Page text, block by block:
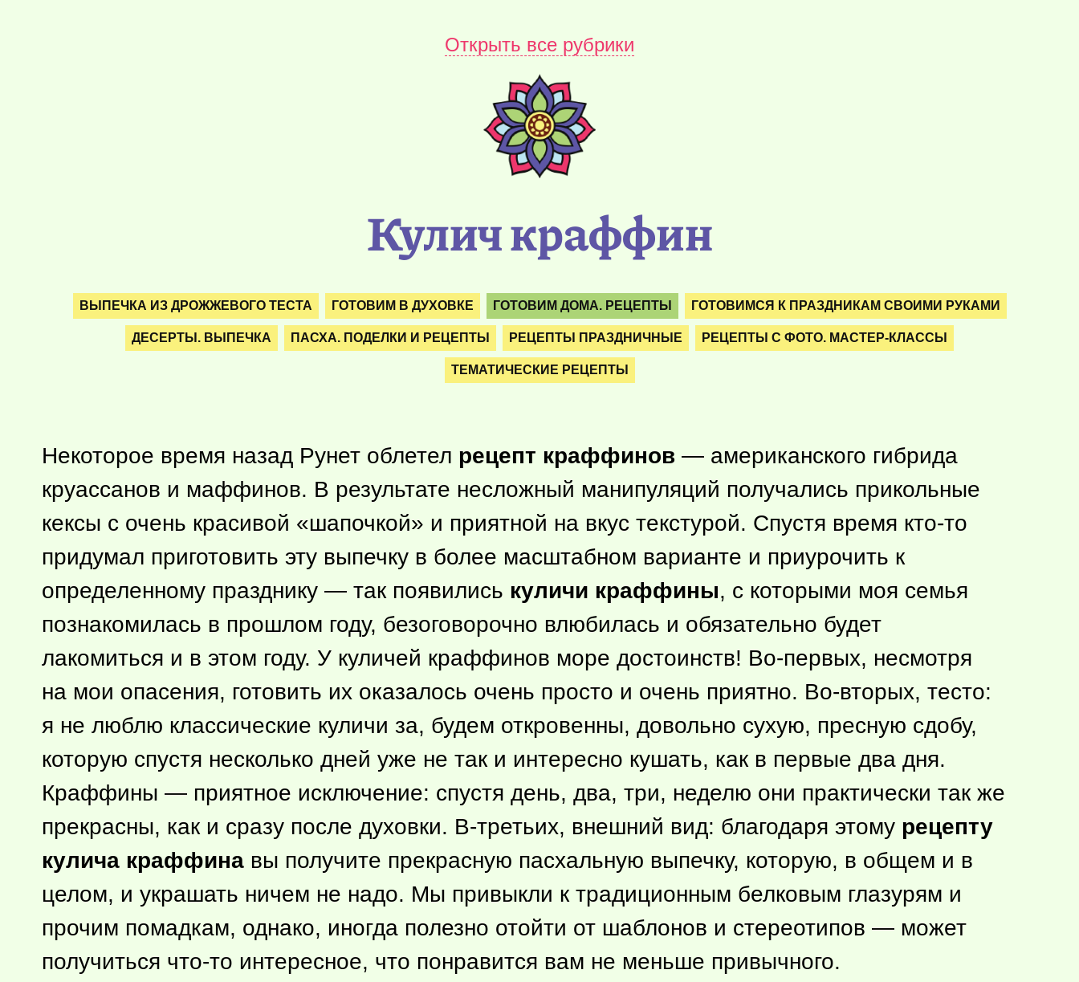
Открыть все рубрики
Кулич краффин
ВЫПЕЧКА ИЗ ДРОЖЖЕВОГО ТЕСТА ГОТОВИМ В ДУХОВКЕ ГОТОВИМ ДОМА. РЕЦЕПТЫ ГОТОВИМСЯ К ПРАЗДНИКАМ СВОИМИ РУКАМИ
ДЕСЕРТЫ. ВЫПЕЧКА ПАСХА. ПОДЕЛКИ И РЕЦЕПТЫ РЕЦЕПТЫ ПРАЗДНИЧНЫЕ РЕЦЕПТЫ С ФОТО. МАСТЕР-КЛАССЫ
ТЕМАТИЧЕСКИЕ РЕЦЕПТЫ
Некоторое время назад Рунет облетел рецепт краффинов — американского гибрида
круассанов и маффинов. В результате несложный манипуляций получались прикольные
кексы с очень красивой «шапочкой» и приятной на вкус текстурой. Спустя время кто-то
придумал приготовить эту выпечку в более масштабном варианте и приурочить к
определенному празднику — так появились куличи краффины, с которыми моя семья
познакомилась в прошлом году, безоговорочно влюбилась и обязательно будет
лакомиться и в этом году. У куличей краффинов море достоинств! Во-первых, несмотря
на мои опасения, готовить их оказалось очень просто и очень приятно. Во-вторых, тесто:
я не люблю классические куличи за, будем откровенны, довольно сухую, пресную сдобу,
которую спустя несколько дней уже не так и интересно кушать, как в первые два дня.
Краффины — приятное исключение: спустя день, два, три, неделю они практически так же
прекрасны, как и сразу после духовки. В-третьих, внешний вид: благодаря этому рецепту
кулича краффина вы получите прекрасную пасхальную выпечку, которую, в общем и в
целом, и украшать ничем не надо. Мы привыкли к традиционным белковым глазурям и
прочим помадкам, однако, иногда полезно отойти от шаблонов и стереотипов — может
получиться что-то интересное, что понравится вам не меньше привычного.